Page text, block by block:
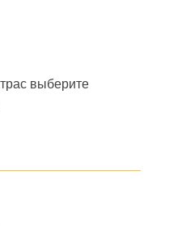
выберите